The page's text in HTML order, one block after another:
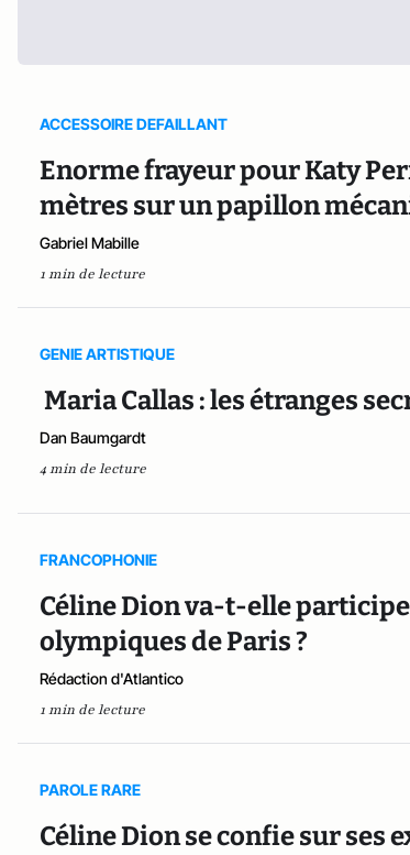
ACCESSOIRE DEFAILLANT
Enorme frayeur pour Katy
mètres sur un papillon
Gabriel Mabille
1 min de lecture
GENIE ARTISTIQUE
Maria Callas : les étranges
Dan Baumgardt
4 min de lecture
FRANCOPHONIE
Céline Dion va-t-elle
olympiques de Paris ?
Rédaction d'Atlantico
1 min de lecture
PAROLE RARE
Céline Dion se confie sur ses